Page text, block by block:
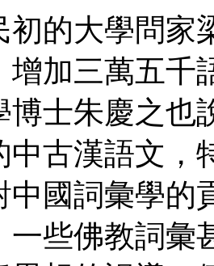
大學問家
增加三萬五千
博士朱慶之也
中古漢語文，
中國詞彙學的
一些佛教詞彙